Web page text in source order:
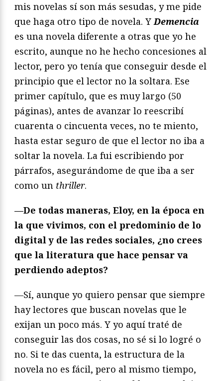
mis novelas sí son más sesudas, y me pide
que haga otro tipo de novela. YDemencia
es una novela diferente a otras que yo he
escrito, aunque no he hecho concesiones al
lector, pero yo tenía que conseguir desde el
principio que el lector no la soltara. Ese
primer capítulo, que es muy largo (50
páginas), antes de avanzar lo reescribí
cuarenta o cincuenta veces, no te miento,
hasta estar seguro de que el lector no iba a
soltar la novela. La fui escribiendo por
párrafos, asegurándome de que iba a ser
como un thriller.
—De todas maneras, Eloy, en la época en
la que vivimos, con el predominio de lo
digital y de las redes sociales, ¿no crees
que la literatura que hace pensar va
perdiendo adeptos?
—Sí, aunque yo quiero pensar que siempre
hay lectores que buscan novelas que le
exijan un poco más. Y yo aquí traté de
conseguir las dos cosas, no sé si lo logré o
no. Si te das cuenta, la estructura de la
novela no es fácil, pero al mismo tiempo,